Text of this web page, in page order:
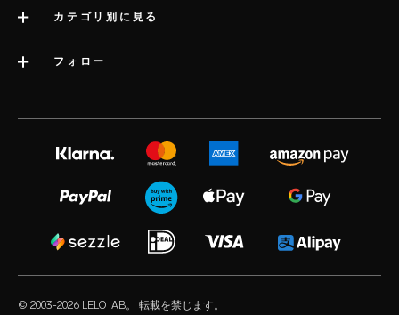
業界賞
プライバシーポリシー
cookieポリシー
サポートへのお問い合わせ
satisfaction guarantee
よくある質問（一般）
よくある質問（配送）
よくある質問（製品）
environmental labels
カテゴリ別に見る
カテゴリー
男性用アダルトグッズ
カップル向けアダルトグッズ
高級大人のおもちゃ
フォロー
facebook
audio erotica
© 2003-2026 LELO iAB。 転載を禁じます。